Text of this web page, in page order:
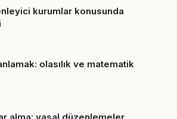
kurumlar konusunda
olasılık ve matematik